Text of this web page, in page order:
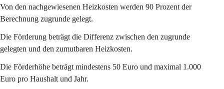
Von den nachgewiesenen Heizkosten werden 90 Prozent der
Berechnung zugrunde gelegt.
Die Förderung beträgt die Differenz zwischen den zugrunde
gelegten und den zumutbaren Heizkosten.
Die Förderhöhe beträgt mindestens 50 Euro und maximal 1.000
Euro pro Haushalt und Jahr.